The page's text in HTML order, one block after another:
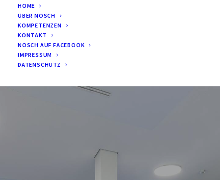
HOME
ÜBER NOSCH
KOMPETENZEN
KONTAKT
NOSCH AUF FACEBOOK
IMPRESSUM
DATENSCHUTZ